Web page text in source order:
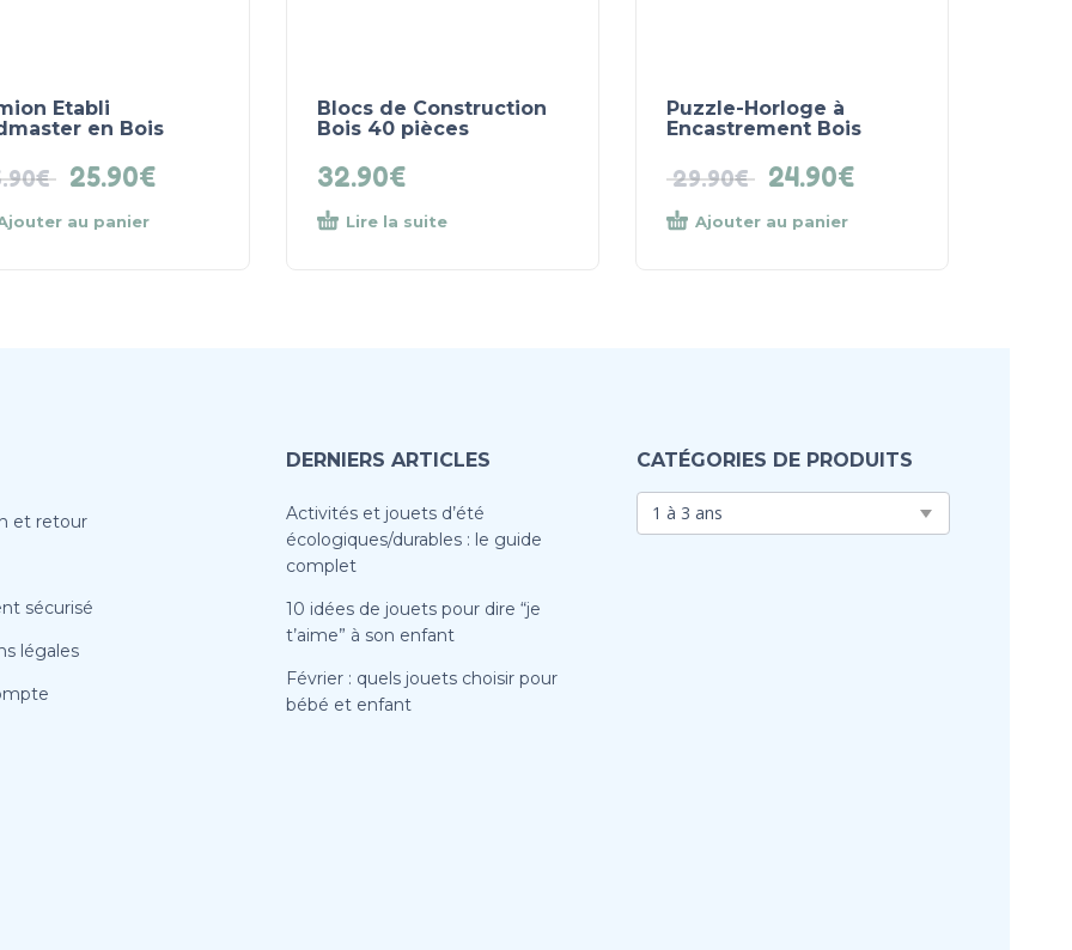
Etabli
en Bois
€ 25.90€
au panier
Blocs de Construction
Bois 40 pièces
32.90€
Lire la suite
Puzzle-Horloge à
Encastrement Bois
29.90€ 24.90€
Ajouter au panier
et retour
sécurisé
légales
DERNIERS ARTICLES
Activités et jouets d’été
écologiques/durables : le guide
complet
10 idées de jouets pour dire “je
t’aime” à son enfant
Février : quels jouets choisir pour
bébé et enfant
CATÉGORIES DE PRODUITS